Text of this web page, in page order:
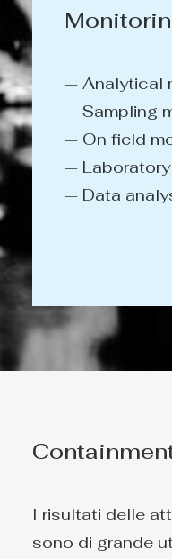
— Analytical
— Sampling
— On field
—
— Data
I risultati delle
sono di grande